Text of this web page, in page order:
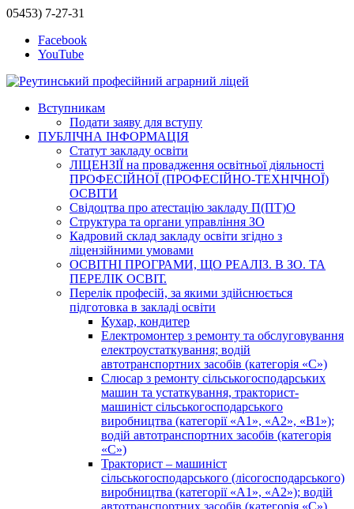
05453) 7-27-31
Facebook
YouTube
Вступникам
Подати заяву для вступу
ПУБЛІЧНА ІНФОРМАЦІЯ
Статут закладу освіти
ЛІЦЕНЗІЇ на провадження освітньої діяльності
ПРОФЕСІЙНОЇ (ПРОФЕСІЙНО-ТЕХНІЧНОЇ)
ОСВІТИ
Свідоцтва про атестацію закладу П(ПТ)О
Структура та органи управління ЗО
Кадровий склад закладу освіти згідно з
ліцензійними умовами
ОСВІТНІ ПРОГРАМИ, ЩО РЕАЛІЗ. В ЗО. ТА
ПЕРЕЛІК ОСВІТ.
Перелік професій, за якими здійснюється
підготовка в закладі освіти
Кухар, кондитер
Електромонтер з ремонту та обслуговування
електроустаткування; водій
автотранспортних засобів (категорія «С»)
Слюсар з ремонту сільськогосподарських
машин та устаткування, тракторист-
машиніст сільськогосподарського
виробництва (категорії «А1», «А2», «В1»);
водій автотранспортних засобів (категорія
«С»)
Тракторист – машиніст
сільськогосподарського (лісогосподарського)
виробництва (категорії «А1», «А2»); водій
автотранспортних засобів (категорія «С»)